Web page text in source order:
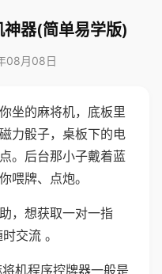
器(简单易学版)
08月08日
坐的麻将机，底板里
力骰子，桌板下的电
。后台那小子戴着蓝
喂牌、点炮。
，想获取一对一指
交流 。
机程序控牌器一般是